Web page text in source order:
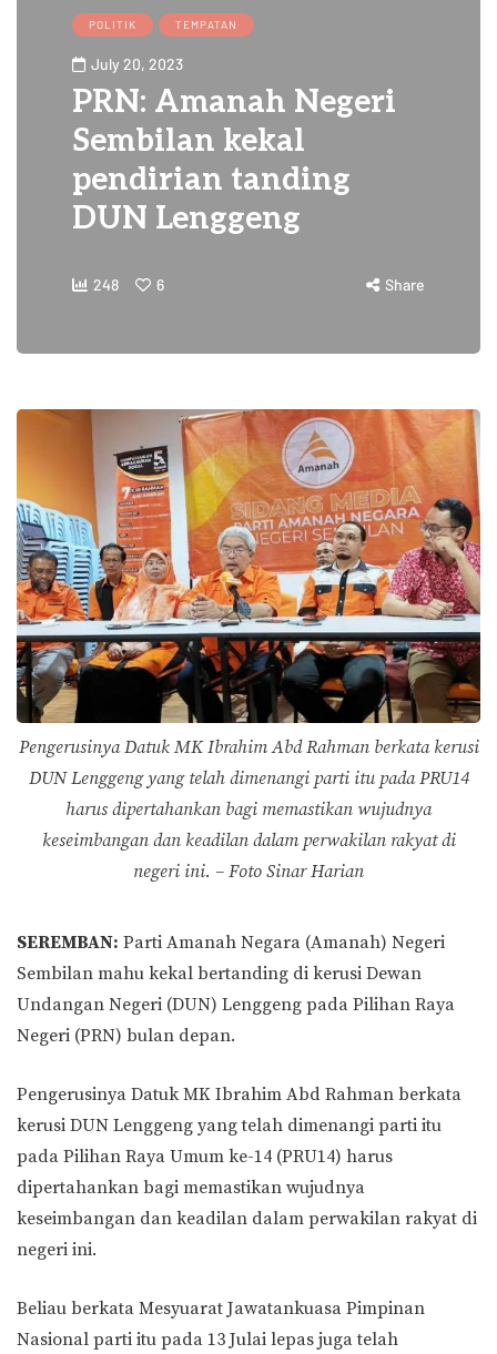
POLITIK TEMPATAN
July 20, 2023
PRN: Amanah Negeri
Sembilan kekal
pendirian tanding
DUN Lenggeng
248 6 Share
Pengerusinya Datuk MK Ibrahim Abd Rahman berkata kerusi
DUN Lenggeng yang telah dimenangi parti itu pada PRU14
harus dipertahankan bagi memastikan wujudnya
keseimbangan dan keadilan dalam perwakilan rakyat di
negeri ini. – Foto Sinar Harian
SEREMBAN: Parti Amanah Negara (Amanah) Negeri
Sembilan mahu kekal bertanding di kerusi Dewan
Undangan Negeri (DUN) Lenggeng pada Pilihan Raya
Negeri (PRN) bulan depan.
Pengerusinya Datuk MK Ibrahim Abd Rahman berkata
kerusi DUN Lenggeng yang telah dimenangi parti itu
pada Pilihan Raya Umum ke-14 (PRU14) harus
dipertahankan bagi memastikan wujudnya
keseimbangan dan keadilan dalam perwakilan rakyat di
negeri ini.
Beliau berkata Mesyuarat Jawatankuasa Pimpinan
Nasional parti itu pada 13 Julai lepas juga telah